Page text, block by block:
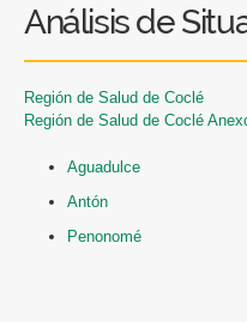
Análisis de
Región de Salud de Coclé
Región de Salud de Coclé
Aguadulce
Antón
Penonomé